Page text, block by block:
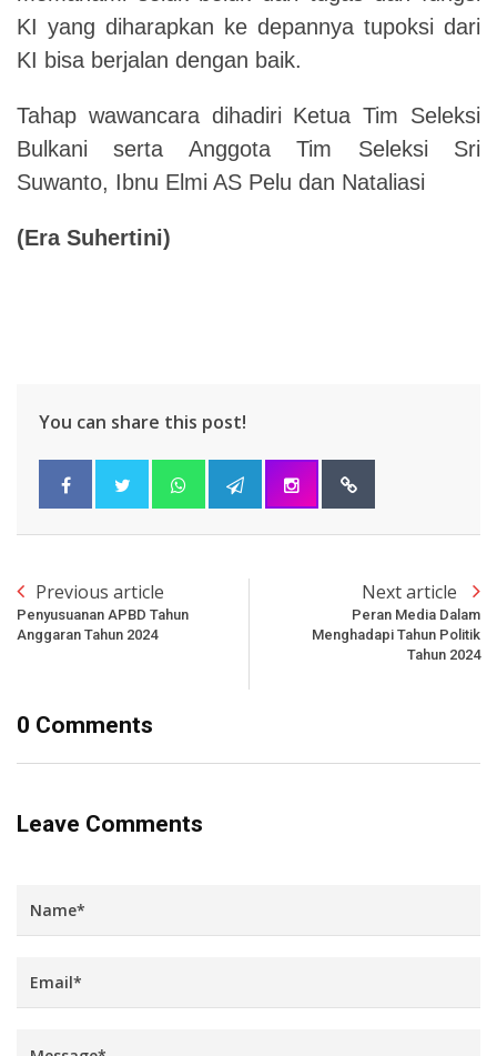
KI yang diharapkan ke depannya tupoksi dari
KI bisa berjalan dengan baik.
Tahap wawancara dihadiri Ketua Tim Seleksi
Bulkani serta Anggota Tim Seleksi Sri
Suwanto, Ibnu Elmi AS Pelu dan Nataliasi
(Era Suhertini)
You can share this post!
Previous article
Penyusuanan APBD Tahun
Anggaran Tahun 2024
Next article
Peran Media Dalam
Menghadapi Tahun Politik
Tahun 2024
0 Comments
Leave Comments